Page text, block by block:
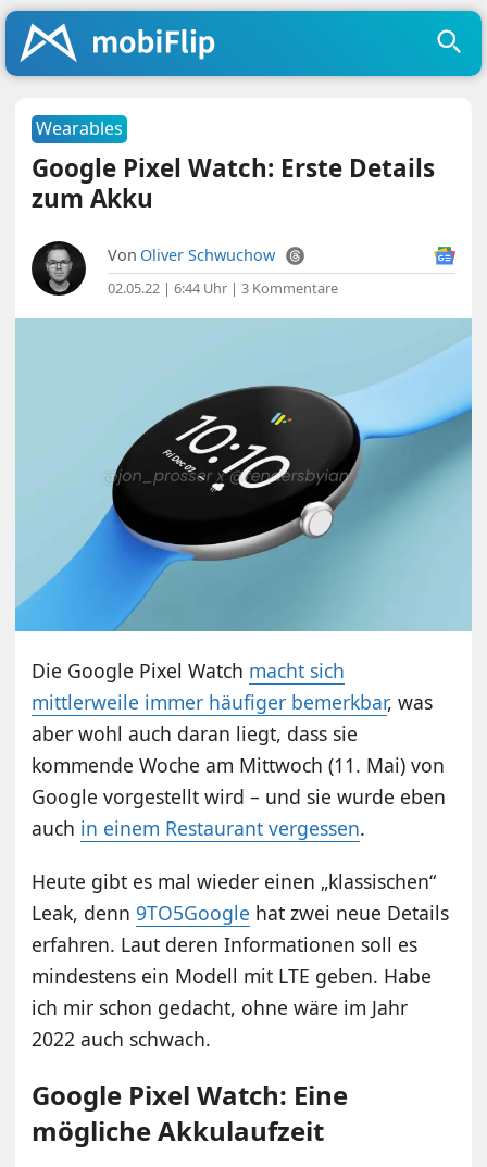
Wearables
Google Pixel Watch: Erste Details
zum Akku
Von Oliver Schwuchow
02.05.22 | 6:44 Uhr |3 Kommentare
Die Google Pixel Watch macht sich
mittlerweile immer häufiger bemerkbar, was
aber wohl auch daran liegt, dass sie
kommende Woche am Mittwoch (11. Mai) von
Google vorgestellt wird – und sie wurde eben
auch in einem Restaurant vergessen.
Heute gibt es mal wieder einen „klassischen“
Leak, denn 9TO5Google hat zwei neue Details
erfahren. Laut deren Informationen soll es
mindestens ein Modell mit LTE geben. Habe
ich mir schon gedacht, ohne wäre im Jahr
2022 auch schwach.
Google Pixel Watch: Eine
mögliche Akkulaufzeit